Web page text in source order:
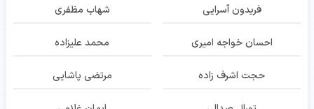
فریدون آسرایی شهاب مظفری
احسان خواجه امیری محمد علیزاده
حجت اشرف زاده مرتضی پاشایی